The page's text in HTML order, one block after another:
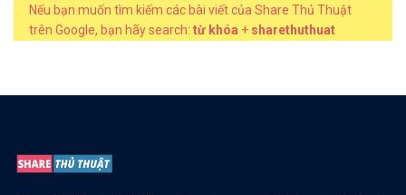
Nếu bạn muốn tìm kiếm các bài viết của Share Thủ Thuật
trên Google, bạn hãy search: từ khóa + sharethuthuat